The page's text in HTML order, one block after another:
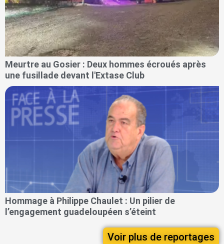
Meurtre au Gosier : Deux hommes écroués après
une fusillade devant l'Extase Club
Hommage à Philippe Chaulet : Un pilier de
l’engagement guadeloupéen s’éteint
Voir plus de reportages